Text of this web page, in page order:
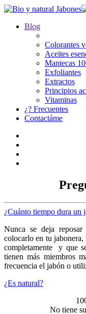
Blog
Colorantes
Aceites
Mantecas
Exfoliantes
Extractos
Principios
Vitaminas
¿? Frecuentes
Contactáme
¿Cuánto tiempo dura un
Nunca se deja
colocarlo en tu jabonera,
completamente y que
tienen más miembros
frecuencia el jabón o
¿Es natural?
No tiene